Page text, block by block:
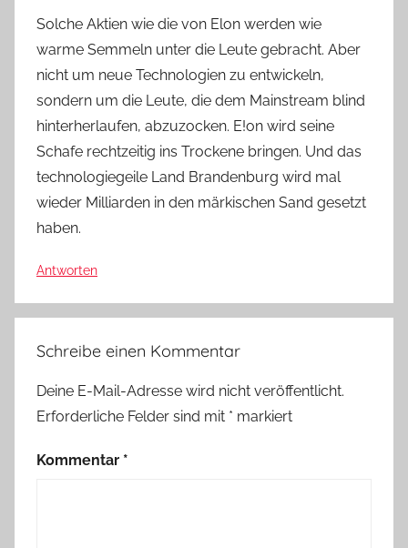
Solche Aktien wie die von Elon werden wie
warme Semmeln unter die Leute gebracht. Aber
nicht um neue Technologien zu entwickeln,
sondern um die Leute, die dem Mainstream blind
hinterherlaufen, abzuzocken. E!on wird seine
Schafe rechtzeitig ins Trockene bringen. Und das
technologiegeile Land Brandenburg wird mal
wieder Milliarden in den märkischen Sand gesetzt
haben.
Antworten
Schreibe einen Kommentar
Deine E-Mail-Adresse wird nicht veröffentlicht.
Erforderliche Felder sind mit * markiert
Kommentar *